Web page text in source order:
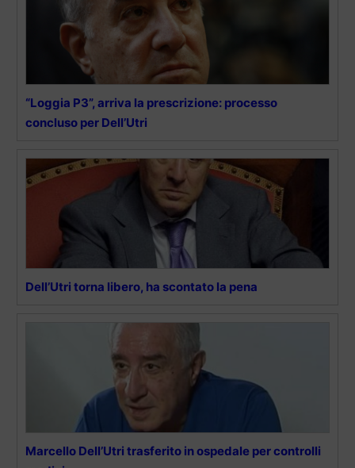
“Loggia P3”, arriva la prescrizione: processo
concluso per Dell’Utri
Dell’Utri torna libero, ha scontato la pena
Marcello Dell’Utri trasferito in ospedale per controlli